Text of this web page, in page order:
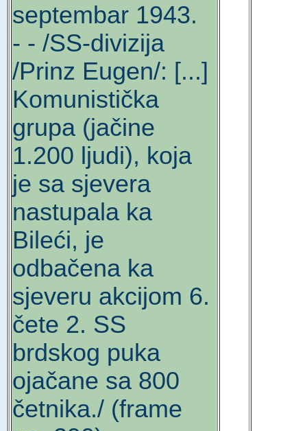
septembar 1943.
- - /SS-divizija
/Prinz Eugen/: [...]
Komunistička
grupa (jačine
1.200 ljudi), koja
je sa sjevera
nastupala ka
Bileći, je
odbačena ka
sjeveru akcijom 6.
čete 2. SS
brdskog puka
ojačane sa 800
četnika./ (frame